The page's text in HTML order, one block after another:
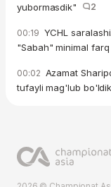
yubormasdik"
2
00:19 YCHL
"Sabah" minimal
00:02 Azamat
tufayli mag'lub